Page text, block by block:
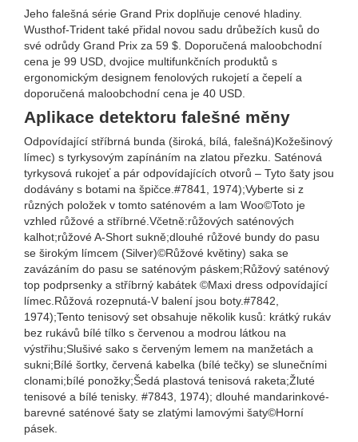
Jeho falešná série Grand Prix doplňuje cenové hladiny.
Wusthof-Trident také přidal novou sadu drůbežích kusů do
své odrůdy Grand Prix za 59 $. Doporučená maloobchodní
cena je 99 USD, dvojice multifunkčních produktů s
ergonomickým designem fenolových rukojetí a čepelí a
doporučená maloobchodní cena je 40 USD.
Aplikace detektoru falešné měny
Odpovídající stříbrná bunda (široká, bílá, falešná)Kožešinový
límec) s tyrkysovým zapínáním na zlatou přezku. Saténová
tyrkysová rukojeť a pár odpovídajících otvorů – Tyto šaty jsou
dodávány s botami na špičce.#7841, 1974);Vyberte si z
různých položek v tomto saténovém a lam Woo©Toto je
vzhled růžové a stříbrné.Včetně:růžových saténových
kalhot;růžové A-Short sukně;dlouhé růžové bundy do pasu
se širokým límcem (Silver)©Růžové květiny) saka se
zavázáním do pasu se saténovým páskem;Růžový saténový
top podprsenky a stříbrný kabátek ©Maxi dress odpovídající
límec.Růžová rozepnutá-V balení jsou boty.#7842,
1974);Tento tenisový set obsahuje několik kusů: krátký rukáv
bez rukávů bílé tílko s červenou a modrou látkou na
výstřihu;Slušivé sako s červeným lemem na manžetách a
sukni;Bílé šortky, červená kabelka (bílé tečky) se slunečními
clonami;bílé ponožky;Šedá plastová tenisová raketa;Žluté
tenisové a bílé tenisky. #7843, 1974); dlouhé mandarinkové-
barevné saténové šaty se zlatými lamovými šaty©Horní
pásek.